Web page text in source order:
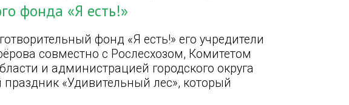
фонда «Я есть!»
фонд «Я есть!» его учредители
совместно с Рослесхозом, Комитетом
и администрацией городского округа
праздник «Удивительный лес», который